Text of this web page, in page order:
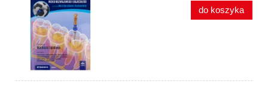
do koszyka